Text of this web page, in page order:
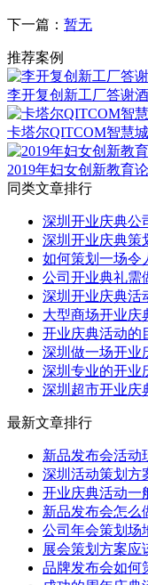
下一篇： 暂无
推荐案例
李开复创新工厂答谢
卡塔尔QITCOM智慧
2019年妇女创新教育
同类文章排行
深圳开业庆典公
深圳开业庆典策
如何策划一场令
公司开业典礼需
深圳开业庆典活
大型商场开业庆
开业庆典活动的
深圳做一场开业
深圳专业的开业
深圳超市开业庆
最新文章排行
新品发布会活动
深圳活动策划方
开业庆典活动一
新品发布会怎么
公司年会策划场
展会策划方案应
品牌发布会如何